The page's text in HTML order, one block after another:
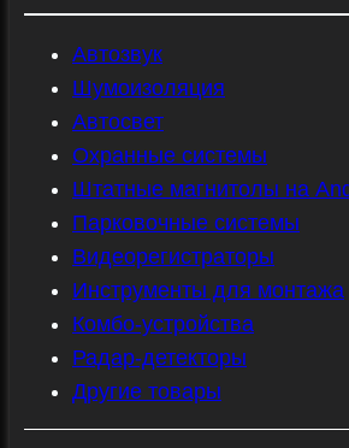
Автозвук
Шумоизоляция
Автосвет
Охранные системы
Штатные магнитолы на
Парковочные системы
Видеорегистраторы
Инструменты для монтажа
Комбо-устройства
Радар-детекторы
Другие товары